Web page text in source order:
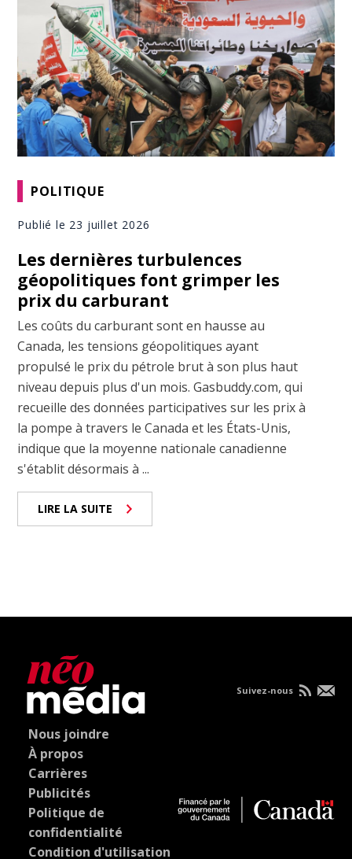
POLITIQUE
Publié le 23 juillet 2026
Les dernières turbulences
géopolitiques font grimper les
prix du carburant
Les coûts du carburant sont en hausse au
Canada, les tensions géopolitiques ayant
propulsé le prix du pétrole brut à son plus haut
niveau depuis plus d'un mois. Gasbuddy.com, qui
recueille des données participatives sur les prix à
la pompe à travers le Canada et les États-Unis,
indique que la moyenne nationale canadienne
s'établit désormais à ...
LIRE LA SUITE
Nous joindre
À propos
Carrières
Publicités
Politique de
confidentialité
Condition d'utilisation
Suivez-nous